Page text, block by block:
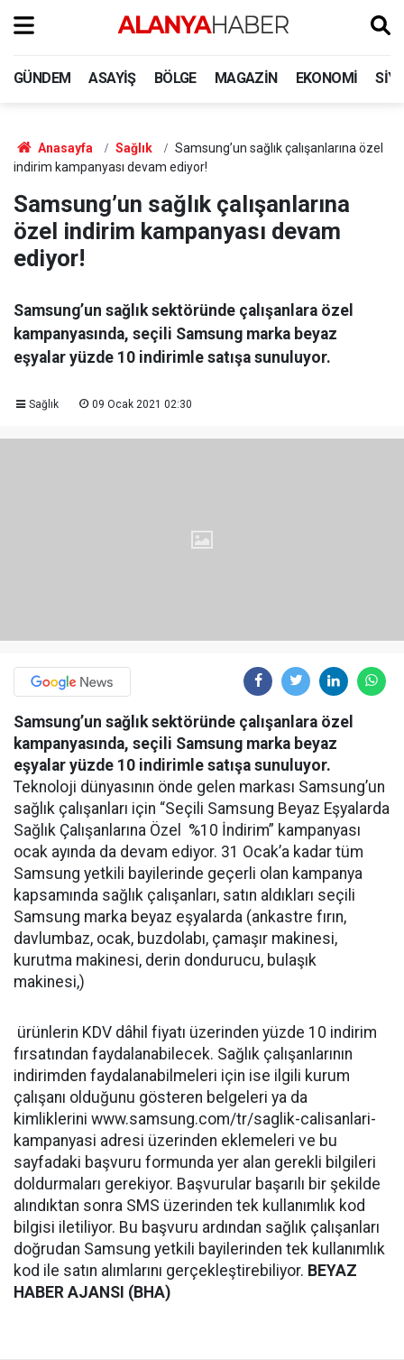
GÜNDEM ASAYIŞ BÖLGE MAGAZIN EKONOMI
Anasayfa Sağlık
Samsung’un sağlık çalışanlarına özel
indirim kampanyası devam ediyor!
Samsung’un sağlık çalışanlarına
özel indirim kampanyası devam
ediyor!
Samsung’un sağlık sektöründe çalışanlara özel
kampanyasında, seçili Samsung marka beyaz
eşyalar yüzde 10 indirimle satışa sunuluyor.
Sağlık 09 Ocak 2021 02:30
Samsung’un sağlık sektöründe çalışanlara özel
kampanyasında, seçili Samsung marka beyaz
eşyalar yüzde 10 indirimle satışa sunuluyor.
Teknoloji dünyasının önde gelen markası Samsung’un
sağlık çalışanları için “Seçili Samsung Beyaz Eşyalarda
Sağlık Çalışanlarına Özel %10 İndirim” kampanyası
ocak ayında da devam ediyor. 31 Ocak’a kadar tüm
Samsung yetkili bayilerinde geçerli olan kampanya
kapsamında sağlık çalışanları, satın aldıkları seçili
Samsung marka beyaz eşyalarda (ankastre fırın,
davlumbaz, ocak, buzdolabı, çamaşır makinesi,
kurutma makinesi, derin dondurucu, bulaşık
makinesi,)
ürünlerin KDV dâhil fiyatı üzerinden yüzde 10 indirim
fırsatından faydalanabilecek. Sağlık çalışanlarının
indirimden faydalanabilmeleri için ise ilgili kurum
çalışanı olduğunu gösteren belgeleri ya da
kimliklerini www.samsung.com/tr/saglik-calisanlari-
kampanyasi adresi üzerinden eklemeleri ve bu
sayfadaki başvuru formunda yer alan gerekli bilgileri
doldurmaları gerekiyor. Başvurular başarılı bir şekilde
alındıktan sonra SMS üzerinden tek kullanımlık kod
bilgisi iletiliyor. Bu başvuru ardından sağlık çalışanları
doğrudan Samsung yetkili bayilerinden tek kullanımlık
kod ile satın alımlarını gerçekleştirebiliyor. BEYAZ
HABER AJANSI (BHA)